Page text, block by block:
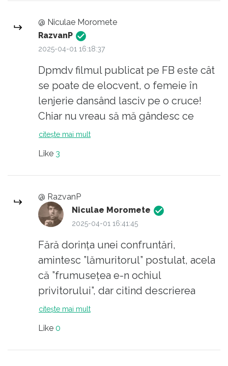
@ Niculae Moromete
RazvanP
2025-04-01 16:18:37
Dpmdv filmul publicat pe FB este cât
se poate de elocvent, o femeie în
lenjerie dansând lasciv pe o cruce!
Chiar nu vreau să mă gândesc ce
fapte "mai lămuritoare" și-ar dori unii
citește mai mult
Like 3
@ RazvanP
Niculae Moromete
2025-04-01 16:41:45
Fără dorința unei confruntări,
amintesc ”lămuritorul” postulat, acela
că ”frumusețea e-n ochiul
privitorului”, dar citind descrierea
dansului lasciv îmi vine în minte Nikos
pizmuim facerea unora și să
citește mai mult
Like 0